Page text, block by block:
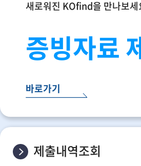
새로워진 KOfind을 만나보세
증빙자료
바로가기
제출내역조회